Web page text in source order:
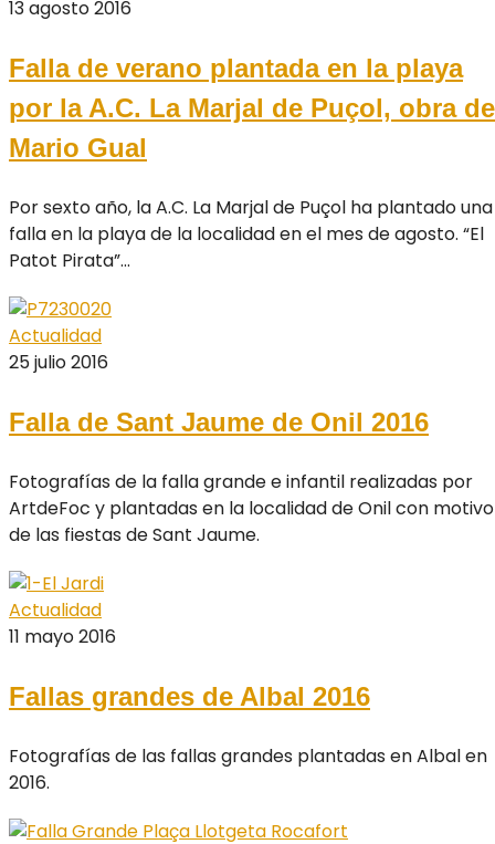
13 agosto 2016
Falla de verano plantada en la playa
por la A.C. La Marjal de Puçol, obra de
Mario Gual
Por sexto año, la A.C. La Marjal de Puçol ha plantado una
falla en la playa de la localidad en el mes de agosto. “El
Patot Pirata”...
Actualidad
25 julio 2016
Falla de Sant Jaume de Onil 2016
Fotografías de la falla grande e infantil realizadas por
ArtdeFoc y plantadas en la localidad de Onil con motivo
de las fiestas de Sant Jaume.
Actualidad
11 mayo 2016
Fallas grandes de Albal 2016
Fotografías de las fallas grandes plantadas en Albal en
2016.